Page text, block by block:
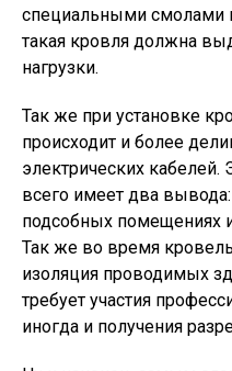
специальными смолами
такая кровля должна
нагрузки.
Так же при установке
происходит и более
электрических
всего имеет два
подсобных помещениях
Так же во время
изоляция проводимых
требует участия
иногда и получения